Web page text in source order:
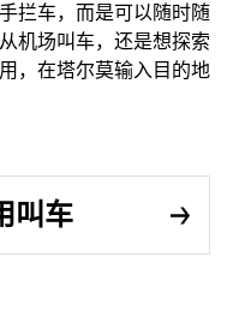
拦车，而是可以随时随
机场叫车，还是想探索
，在塔尔莫输入目的地
叫车